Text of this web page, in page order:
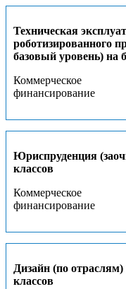
Техническая
роботизированного
базовый уровень) на
Коммерческое
финансирование
Юриспруденция
классов
Коммерческое
финансирование
Дизайн (по отраслям)
классов